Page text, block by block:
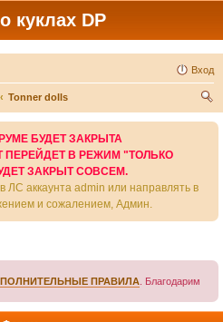
куклах DP
Вход
Tonner dolls
БУДЕТ ЗАКРЫТА
ПЕРЕЙДЕТ В РЕЖИМ "ТОЛЬКО
ЗАКРЫТ СОВСЕМ.
ЛС аккаунта admin или направлять в
и сожалением, Админ.
ПРАВИЛА . Благодарим